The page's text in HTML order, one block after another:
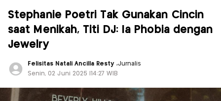
Stephanie Poetri Tak Gunakan Cincin
saat Menikah, Titi DJ: Ia Phobia dengan
Jewelry
Felisitas Natali Ancilla Resty ,Jurnalis
Senin, 02 Juni 2025 |14:27 WIB